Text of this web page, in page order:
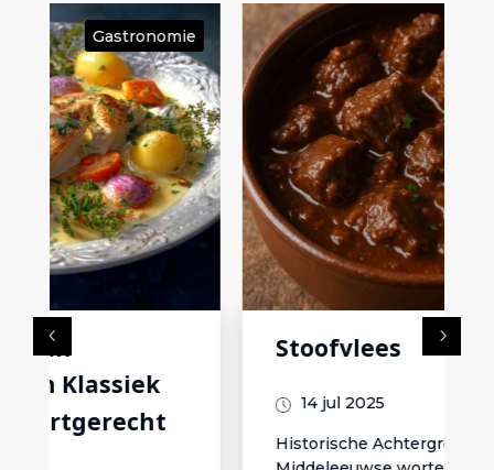
Gastronomie
Historische Achtergrond